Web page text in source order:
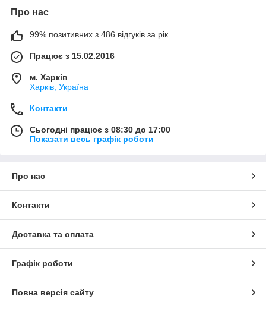
Про нас
99% позитивних з 486 відгуків за рік
Працює з 15.02.2016
м. Харків
Харків, Україна
Контакти
Сьогодні працює з 08:30 до 17:00
Показати весь графік роботи
Про нас
Контакти
Доставка та оплата
Графік роботи
Повна версія сайту